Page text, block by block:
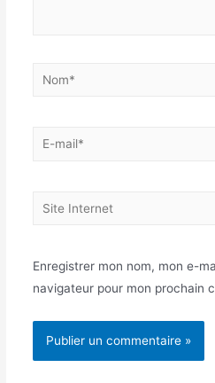
Nom*
E-
Site
Enregistrer mon nom, mon e-
navigateur pour mon prochain